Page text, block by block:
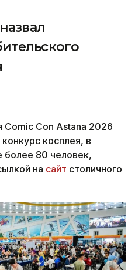
Con Astana 2026
косплея, в
более 80 человек,
на сайт столичного